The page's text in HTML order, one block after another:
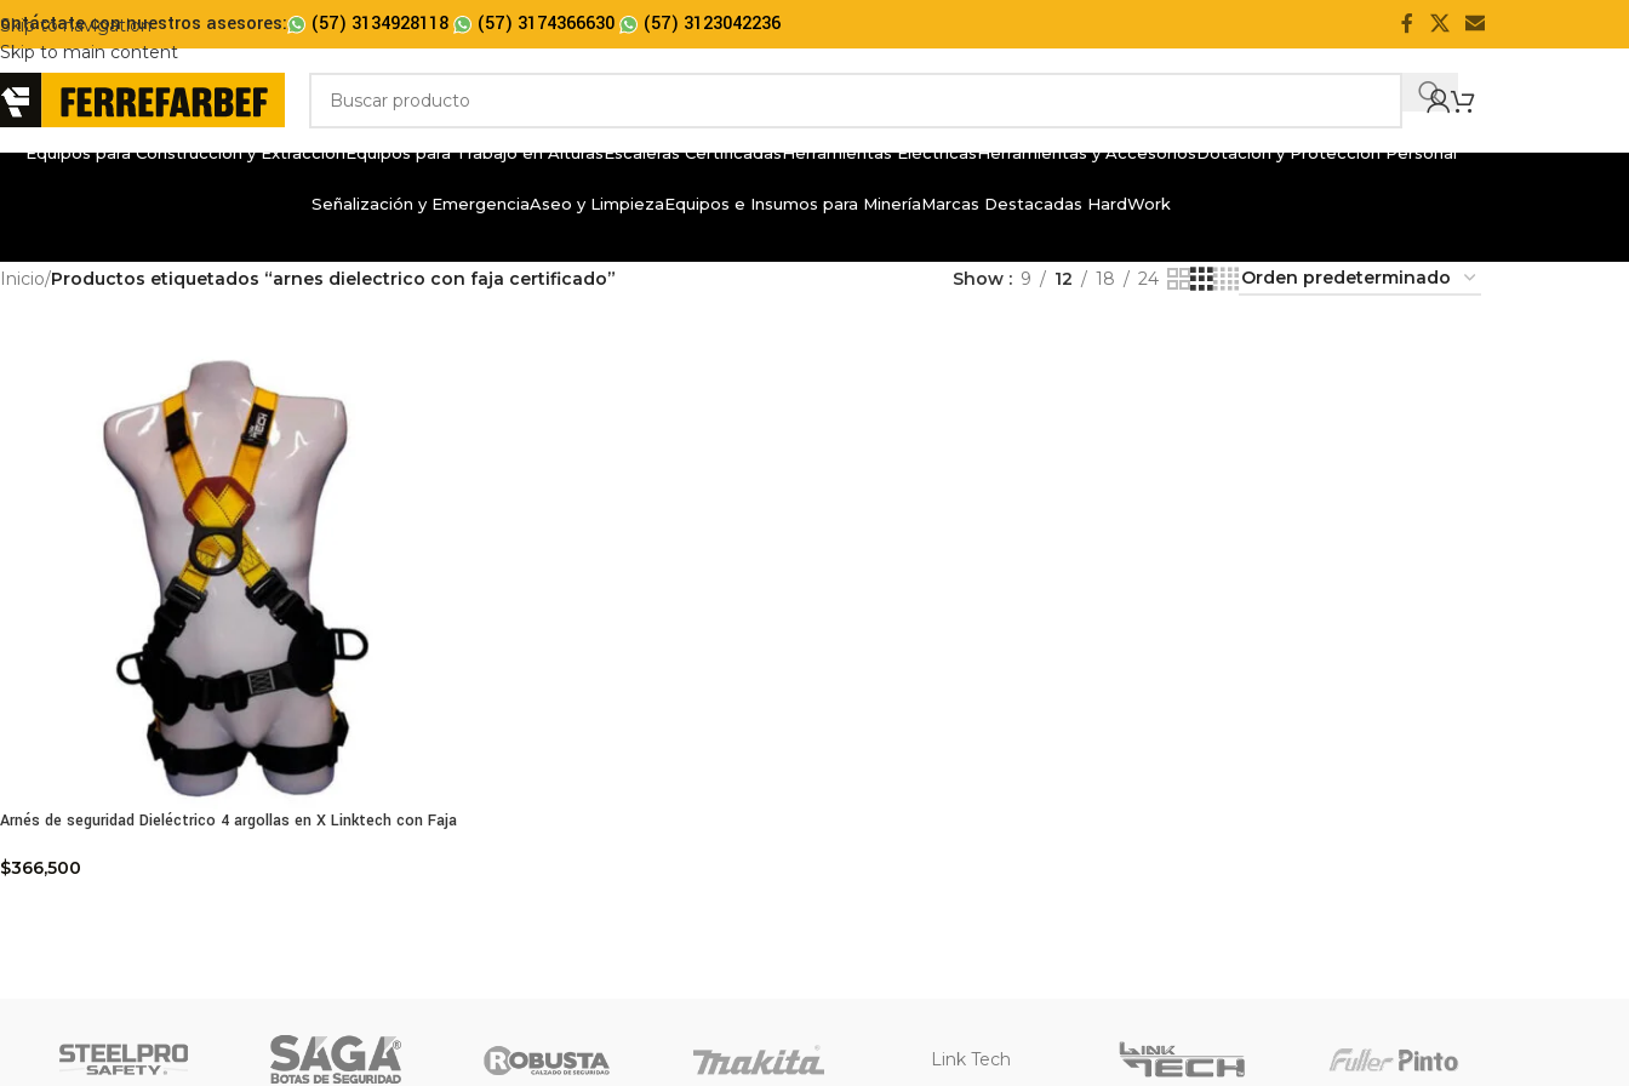
Skip to navigation
Skip to main content
con nuestros asesores: (57) 3134928118 (57) 3174366630 (57) 3123042236
Equipos para Construcción y ExtracciónEquipos para Trabajo en AlturasEscaleras CertificadasHerramientas EléctricasHerramientas y AccesoriosDotación y Protección Personal
Señalización y EmergenciaAseo y LimpiezaEquipos e Insumos para MineríaMarcas Destacadas HardWork
Inicio/Productos etiquetados “arnes dielectrico con faja certificado” Show 9 12 18 24
Arnés de seguridad Dieléctrico 4 argollas en X Linktech con Faja
$366,500
Link Tech